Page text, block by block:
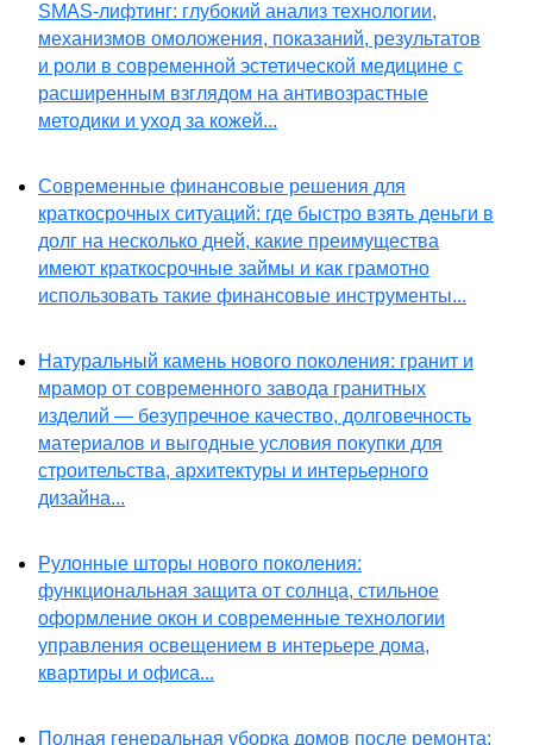
SMAS-лифтинг: глубокий анализ технологии,
механизмов омоложения, показаний, результатов
и роли в современной эстетической медицине с
расширенным взглядом на антивозрастные
методики и уход за кожей...
Современные финансовые решения для
краткосрочных ситуаций: где быстро взять деньги в
долг на несколько дней, какие преимущества
имеют краткосрочные займы и как грамотно
использовать такие финансовые инструменты...
Натуральный камень нового поколения: гранит и
мрамор от современного завода гранитных
изделий — безупречное качество, долговечность
материалов и выгодные условия покупки для
строительства, архитектуры и интерьерного
дизайна...
Рулонные шторы нового поколения:
функциональная защита от солнца, стильное
оформление окон и современные технологии
управления освещением в интерьере дома,
квартиры и офиса...
Полная генеральная уборка домов после ремонта: